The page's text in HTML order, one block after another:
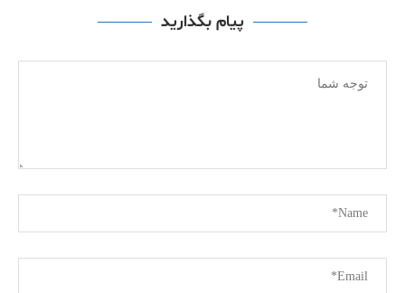
پیام بگذارید